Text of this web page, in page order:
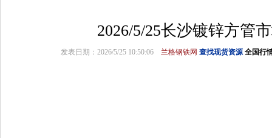
2026/5/25长沙镀锌方管
发表日期：2026/5/25 10:50:06 兰格钢铁网 查找现货资源 全国行